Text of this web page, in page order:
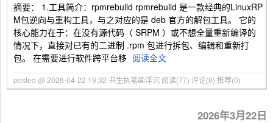
摘要： 1.工具简介：rpmrebuild rpmrebuild 是一款经典的LinuxRP
M包逆向与重构工具，与之对应的是 deb 官方的解包工具。 它的
核心能力在于：在没有源代码（ SRPM ）或不想全量重新编译的
情况下，直接对已有的二进制 .rpm 包进行拆包、编辑和重新打
包。 在需要进行软件跨平台移 阅读全文
posted @ 2026-04-22 19:32 书生执笔画浮沉 阅读(77) 评论(0) 推荐(0)
2026年3月22日